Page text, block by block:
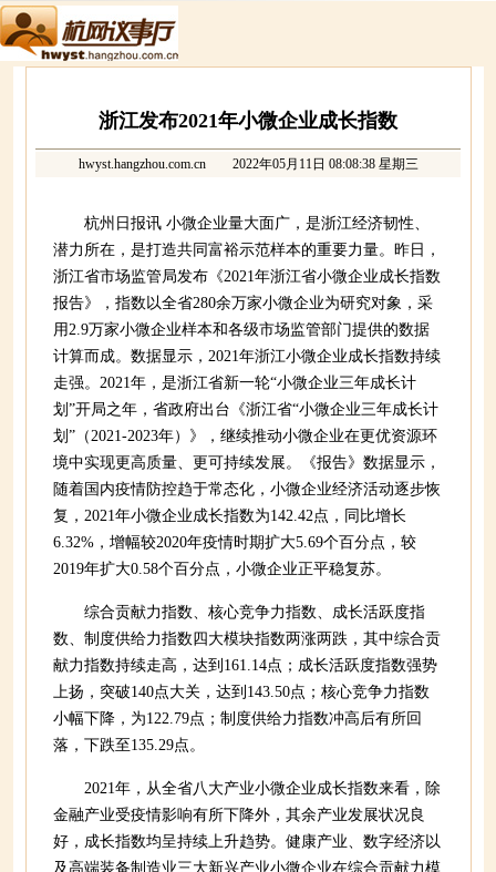
浙江发布2021年小微企业成长指数
hwyst.hangzhou.com.cn2022年05月11日 08:08:38 星期三
杭州日报讯 小微企业量大面广，是浙江经济韧性、
潜力所在，是打造共同富裕示范样本的重要力量。昨日，
浙江省市场监管局发布《2021年浙江省小微企业成长指数
报告》，指数以全省280余万家小微企业为研究对象，采
用2.9万家小微企业样本和各级市场监管部门提供的数据
计算而成。数据显示，2021年浙江小微企业成长指数持续
走强。2021年，是浙江省新一轮“小微企业三年成长计
划”开局之年，省政府出台《浙江省“小微企业三年成长计
划”（2021-2023年）》，继续推动小微企业在更优资源环
境中实现更高质量、更可持续发展。《报告》数据显示，
随着国内疫情防控趋于常态化，小微企业经济活动逐步恢
复，2021年小微企业成长指数为142.42点，同比增长
6.32%，增幅较2020年疫情时期扩大5.69个百分点，较
2019年扩大0.58个百分点，小微企业正平稳复苏。
综合贡献力指数、核心竞争力指数、成长活跃度指
数、制度供给力指数四大模块指数两涨两跌，其中综合贡
献力指数持续走高，达到161.14点；成长活跃度指数强势
上扬，突破140点大关，达到143.50点；核心竞争力指数
小幅下降，为122.79点；制度供给力指数冲高后有所回
落，下跌至135.29点。
2021年，从全省八大产业小微企业成长指数来看，除
金融产业受疫情影响有所下降外，其余产业发展状况良
好，成长指数均呈持续上升趋势。健康产业、数字经济以
及高端装备制造业三大新兴产业小微企业在综合贡献力模